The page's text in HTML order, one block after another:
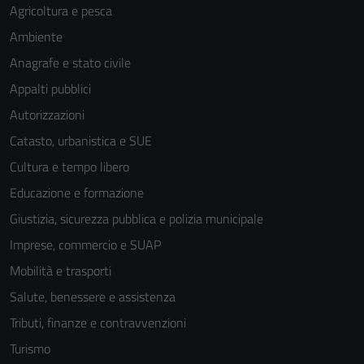
Agricoltura e pesca
Ambiente
Anagrafe e stato civile
Appalti pubblici
Autorizzazioni
Catasto, urbanistica e SUE
Cultura e tempo libero
Educazione e formazione
Giustizia, sicurezza pubblica e polizia municipale
Imprese, commercio e SUAP
Mobilità e trasporti
Salute, benessere e assistenza
Tributi, finanze e contravvenzioni
Turismo